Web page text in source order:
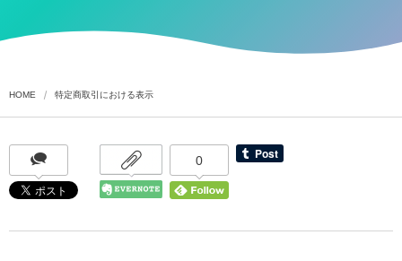
HOME 特定商取引における表示
0